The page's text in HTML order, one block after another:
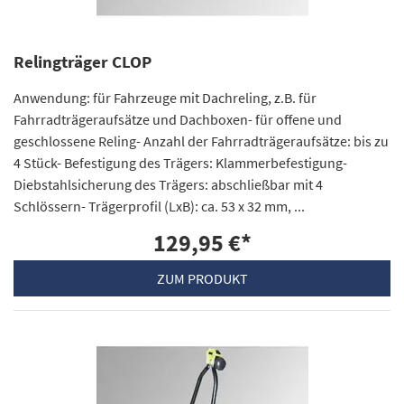
Relingträger CLOP
Anwendung: für Fahrzeuge mit Dachreling, z.B. für
Fahrradträgeraufsätze und Dachboxen- für offene und
geschlossene Reling- Anzahl der Fahrradträgeraufsätze: bis zu
4 Stück- Befestigung des Trägers: Klammerbefestigung-
Diebstahlsicherung des Trägers: abschließbar mit 4
Schlössern- Trägerprofil (LxB): ca. 53 x 32 mm, ...
129,95 €*
ZUM PRODUKT